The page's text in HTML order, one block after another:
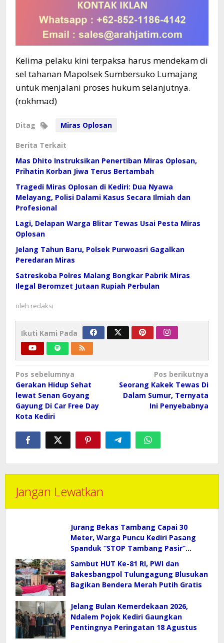
Kelima pelaku kini terpaksa harus mendekam di
sel tahanan Mapolsek Sumbersuko Lumajang
untuk menjalani proses hukum selanjutnya.
(rokhmad)
Ditag Miras Oplosan
Berita Terkait
Mas Dhito Instruksikan Penertiban Miras Oplosan,
Prihatin Korban Jiwa Terus Bertambah
Tragedi Miras Oplosan di Kediri: Dua Nyawa
Melayang, Polisi Dalami Kasus Secara Ilmiah dan
Profesional
Lagi, Delapan Warga Blitar Tewas Usai Pesta Miras
Oplosan
Jelang Tahun Baru, Polsek Purwoasri Gagalkan
Peredaran Miras
Satreskoba Polres Malang Bongkar Pabrik Miras
Ilegal Beromzet Jutaan Rupiah Perbulan
oleh redaksi
Ikuti Kami Pada
Navigasi
pos
Pos sebelumnya
Gerakan Hidup Sehat
lewat Senan Goyang
Gayung Di Car Free Day
Kota Kediri
Pos berikutnya
Seorang Kakek Tewas Di
Dalam Sumur, Ternyata
Ini Penyebabnya
Jangan Lewatkan
Jurang Bekas Tambang Capai 30
Meter, Warga Puncu Kediri Pasang
Spanduk “STOP Tambang Pasir”
Sambut HUT Ke-81 RI, PWI dan
Bakesbangpol Tulungagung Blusukan
Bagikan Bendera Merah Putih Gratis
Jelang Bulan Kemerdekaan 2026,
Ndalem Pojok Kediri Gaungkan
Pentingnya Peringatan 18 Agustus